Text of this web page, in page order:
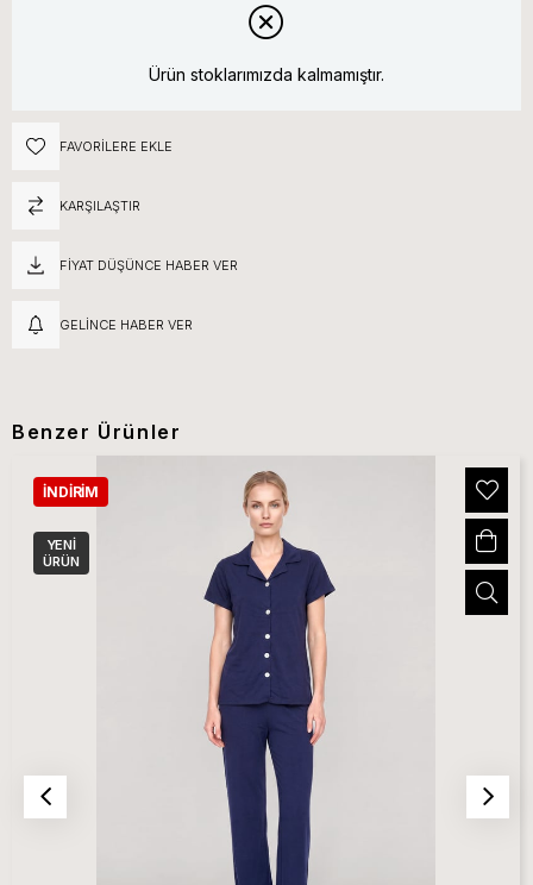
Ürün stoklarımızda kalmamıştır.
FAVORILERE EKLE
KARŞILAŞTIR
FIYAT DÜŞÜNCE HABER VER
GELINCE HABER VER
Benzer Ürünler
İNDIRIM
YENI
ÜRÜN